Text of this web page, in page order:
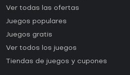
Ver todas las ofertas
Juegos populares
Juegos gratis
Ver todos los juegos
Tiendas de juegos y cupones